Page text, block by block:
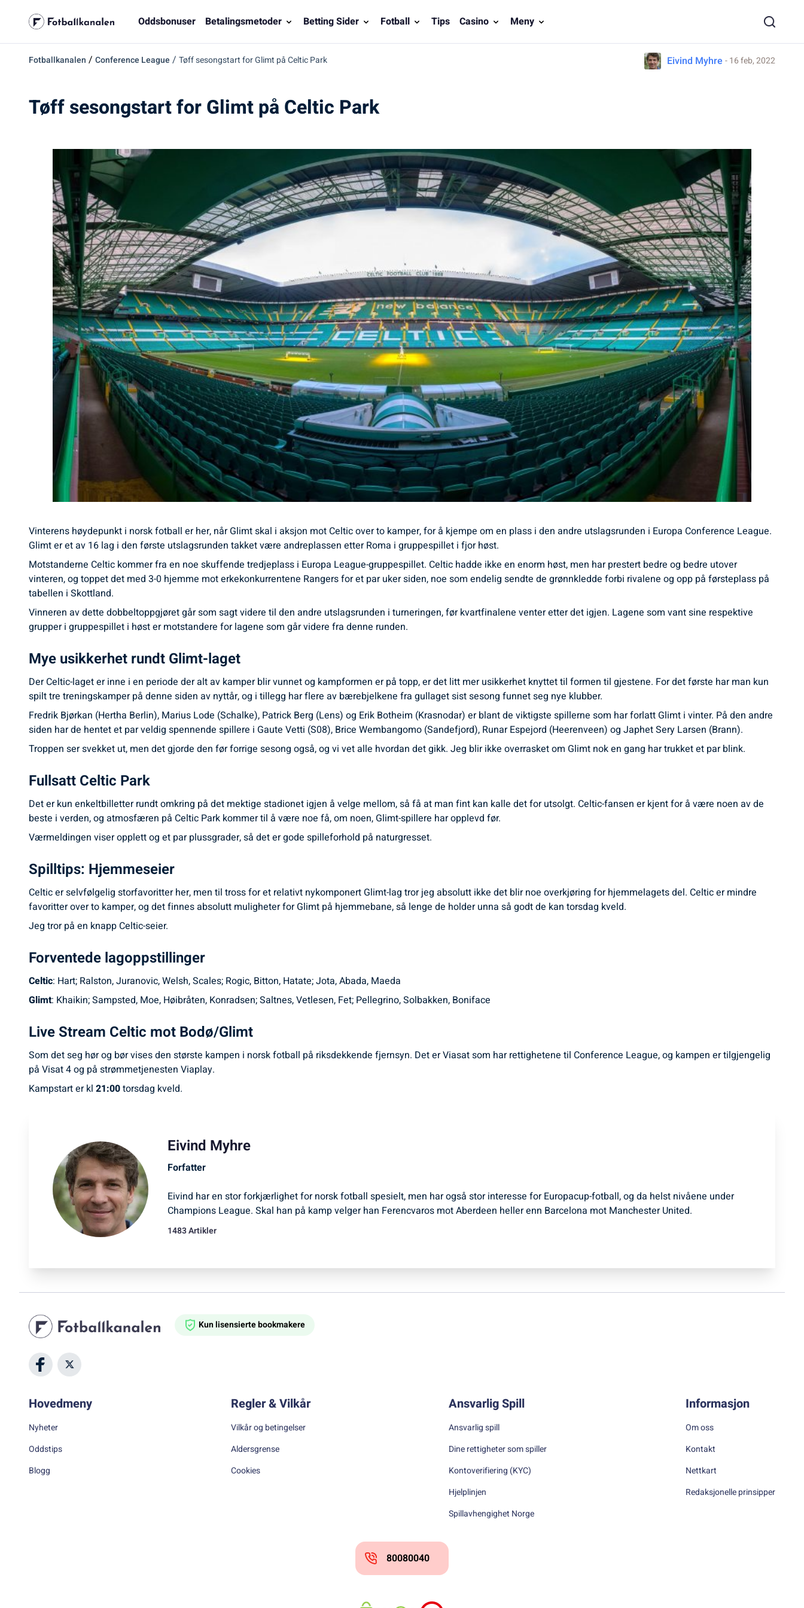
Oddsbonuser Betalingsmetoder Betting Sider Fotball Tips Casino Meny
Fotballkanalen / Conference League / Tøff sesongstart for Glimt på Celtic Park Eivind Myhre - 16 feb, 2022
Tøff sesongstart for Glimt på Celtic Park
Vinterens høydepunkt i norsk fotball er her, når Glimt skal i aksjon mot Celtic over to kamper, for å kjempe om en plass i den andre utslagsrunden i Europa Conference League.
Glimt er et av 16 lag i den første utslagsrunden takket være andreplassen etter Roma i gruppespillet i fjor høst.
Motstanderne Celtic kommer fra en noe skuffende tredjeplass i Europa League-gruppespillet. Celtic hadde ikke en enorm høst, men har prestert bedre og bedre utover
vinteren, og toppet det med 3-0 hjemme mot erkekonkurrentene Rangers for et par uker siden, noe som endelig sendte de grønnkledde forbi rivalene og opp på førsteplass på
tabellen i Skottland.
Vinneren av dette dobbeltoppgjøret går som sagt videre til den andre utslagsrunden i turneringen, før kvartfinalene venter etter det igjen. Lagene som vant sine respektive
grupper i gruppespillet i høst er motstandere for lagene som går videre fra denne runden.
Mye usikkerhet rundt Glimt-laget
Der Celtic-laget er inne i en periode der alt av kamper blir vunnet og kampformen er på topp, er det litt mer usikkerhet knyttet til formen til gjestene. For det første har man kun
spilt tre treningskamper på denne siden av nyttår, og i tillegg har flere av bærebjelkene fra gullaget sist sesong funnet seg nye klubber.
Fredrik Bjørkan (Hertha Berlin), Marius Lode (Schalke), Patrick Berg (Lens) og Erik Botheim (Krasnodar) er blant de viktigste spillerne som har forlatt Glimt i vinter. På den andre
siden har de hentet et par veldig spennende spillere i Gaute Vetti (S08), Brice Wembangomo (Sandefjord), Runar Espejord (Heerenveen) og Japhet Sery Larsen (Brann).
Troppen ser svekket ut, men det gjorde den før forrige sesong også, og vi vet alle hvordan det gikk. Jeg blir ikke overrasket om Glimt nok en gang har trukket et par blink.
Fullsatt Celtic Park
Det er kun enkeltbilletter rundt omkring på det mektige stadionet igjen å velge mellom, så få at man fint kan kalle det for utsolgt. Celtic-fansen er kjent for å være noen av de
beste i verden, og atmosfæren på Celtic Park kommer til å være noe få, om noen, Glimt-spillere har opplevd før.
Værmeldingen viser opplett og et par plussgrader, så det er gode spilleforhold på naturgresset.
Spilltips: Hjemmeseier
Celtic er selvfølgelig storfavoritter her, men til tross for et relativt nykomponert Glimt-lag tror jeg absolutt ikke det blir noe overkjøring for hjemmelagets del. Celtic er mindre
favoritter over to kamper, og det finnes absolutt muligheter for Glimt på hjemmebane, så lenge de holder unna så godt de kan torsdag kveld.
Jeg tror på en knapp Celtic-seier.
Forventede lagoppstillinger
Celtic: Hart; Ralston, Juranovic, Welsh, Scales; Rogic, Bitton, Hatate; Jota, Abada, Maeda
Glimt: Khaikin; Sampsted, Moe, Høibråten, Konradsen; Saltnes, Vetlesen, Fet; Pellegrino, Solbakken, Boniface
Live Stream Celtic mot Bodø/Glimt
Som det seg hør og bør vises den største kampen i norsk fotball på riksdekkende fjernsyn. Det er Viasat som har rettighetene til Conference League, og kampen er tilgjengelig
på Visat 4 og på strømmetjenesten Viaplay.
Kampstart er kl 21:00torsdag kveld.
Eivind Myhre
Forfatter
Eivind har en stor forkjærlighet for norsk fotball spesielt, men har også stor interesse for Europacup-fotball, og da helst nivåene under
Champions League. Skal han på kamp velger han Ferencvaros mot Aberdeen heller enn Barcelona mot Manchester United.
1483 Artikler
Kun lisensierte bookmakere
Hovedmeny
Nyheter
Oddstips
Blogg
Regler & Vilkår
Vilkår og betingelser
Aldersgrense
Cookies
Ansvarlig Spill
Ansvarlig spill
Dine rettigheter som spiller
Kontoverifiering (KYC)
Hjelplinjen
Spillavhengighet Norge
Informasjon
Om oss
Kontakt
Nettkart
Redaksjonelle prinsipper
80080040